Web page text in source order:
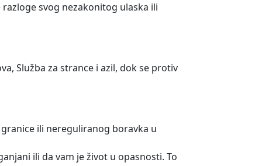
svog nezakonitog ulaska ili
Služba za strance i azil, dok se protiv
ili nereguliranog boravka u
ili da vam je život u opasnosti. To